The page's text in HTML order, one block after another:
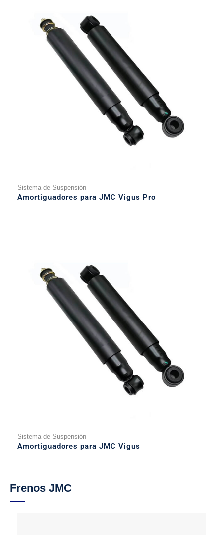
Sistema de Suspensión
Amortiguadores para JMC Vigus Pro
Sistema de Suspensión
Amortiguadores para JMC Vigus
Frenos JMC